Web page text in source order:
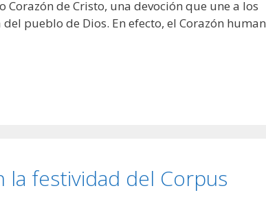
de Cristo, una devoción que une a los
pueblo de Dios. En efecto, el Corazón
la festividad del Corpus